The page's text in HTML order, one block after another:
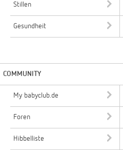
Stillen
Gesundheit
COMMUNITY
My babyclub.de
Foren
Hibbelliste